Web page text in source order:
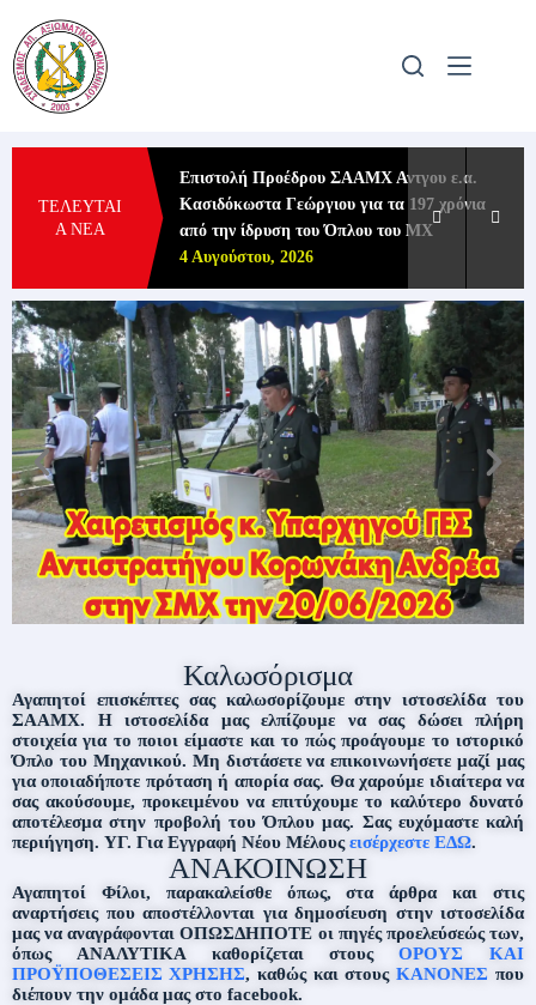
Καλωσόρισμα
Αγαπητοί επισκέπτες σας καλωσορίζουμε στην ιστοσελίδα του
ΣΑΑΜΧ. Η ιστοσελίδα μας ελπίζουμε να σας δώσει πλήρη
στοιχεία για το ποιοι είμαστε και το πώς προάγουμε το ιστορικό
Όπλο του Μηχανικού. Μη διστάσετε να επικοινωνήσετε μαζί μας
για οποιαδήποτε πρόταση ή απορία σας. Θα χαρούμε ιδιαίτερα να
σας ακούσουμε, προκειμένου να επιτύχουμε το καλύτερο δυνατό
αποτέλεσμα στην προβολή του Όπλου μας. Σας ευχόμαστε καλή
περιήγηση. ΥΓ. Για Εγγραφή Νέου Μέλουςεισέρχεστε ΕΔΩ.
ΑΝΑΚΟΙΝΩΣΗ
Αγαπητοί Φίλοι, παρακαλείσθε όπως, στα άρθρα και στις
αναρτήσεις που αποστέλλονται για δημοσίευση στην ιστοσελίδα
μας να αναγράφονται ΟΠΩΣΔΗΠΟΤΕ οι πηγές προελεύσεώς των,
όπως ΑΝΑΛΥΤΙΚΑ καθορίζεται στους ΟΡΟΥΣ ΚΑΙ
ΠΡΟΫΠΟΘΕΣΕΙΣ ΧΡΗΣΗΣ, καθώς και στους ΚΑΝΟΝΕΣ που
διέπουν την ομάδα μας στο facebook.
ΤΕΛΕΥΤΑΙ
Α ΝΕΑ
Ανδρέα στην
Επιστολή Προέδρου ΣΑΑΜΧ Αντγου ε.α.
Κασιδόκωστα Γεώργιου για τα 197 χρόνια
από την ίδρυση του Όπλου του ΜΧ
4 Αυγούστου, 2026